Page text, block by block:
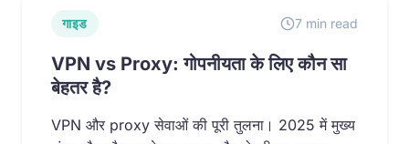
गाइड 7 min read
VPN vs Proxy: गोपनीयता के लिए कौन सा
बेहतर है?
VPN और proxy सेवाओं की पूरी तुलना। 2025 में मुख्य